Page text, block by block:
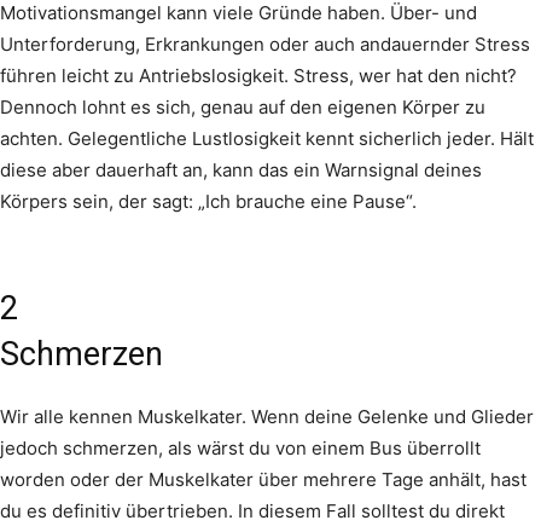
Motivationsmangel kann viele Gründe haben. Über- und
Unterforderung, Erkrankungen oder auch andauernder Stress
führen leicht zu Antriebslosigkeit. Stress, wer hat den nicht?
Dennoch lohnt es sich, genau auf den eigenen Körper zu
achten. Gelegentliche Lustlosigkeit kennt sicherlich jeder. Hält
diese aber dauerhaft an, kann das ein Warnsignal deines
Körpers sein, der sagt: „Ich brauche eine Pause“.
2
Schmerzen
Wir alle kennen Muskelkater. Wenn deine Gelenke und Glieder
jedoch schmerzen, als wärst du von einem Bus überrollt
worden oder der Muskelkater über mehrere Tage anhält, hast
du es definitiv übertrieben. In diesem Fall solltest du direkt